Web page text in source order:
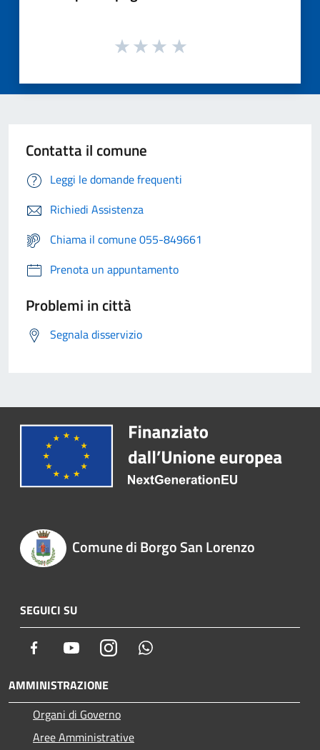
Contatta il comune
Leggi le domande frequenti
Richiedi Assistenza
Chiama il comune 055-849661
Prenota un appuntamento
Problemi in città
Segnala disservizio
Comune di Borgo San Lorenzo
SEGUICI SU
Facebook YoutubeInstagram
AMMINISTRAZIONE
Organi di Governo
Aree Amministrative